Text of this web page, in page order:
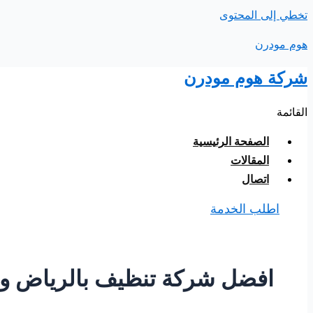
تخطي إلى المحتوى
هوم مودرن
شركة هوم مودرن
القائمة
الصفحة الرئيسية
المقالات
اتصال
اطلب الخدمة
افضل شركة تنظيف بالرياض